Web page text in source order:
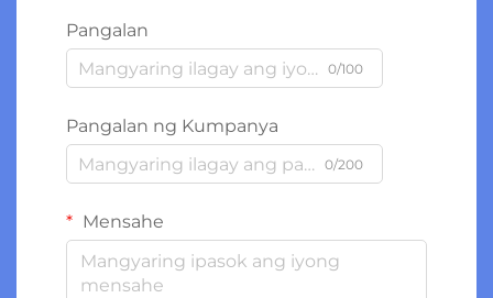
Pangalan
0/100
Pangalan ng Kumpanya
0/200
Mensahe